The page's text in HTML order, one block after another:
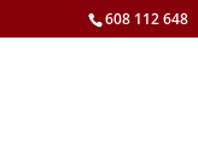
608 112 648